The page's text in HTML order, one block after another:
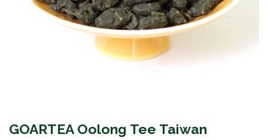
GOARTEA Oolong Tee Taiwan